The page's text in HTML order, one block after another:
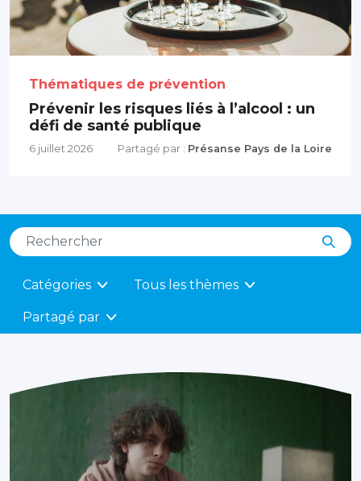
Prévenir les risques liés à l’alcool : un
défi de santé publique
Thématiques de prévention
6 juillet 2026 Partagé par : Présanse Pays de la Loire
Catégories Tous les thèmes
Partagé par
Filtrer